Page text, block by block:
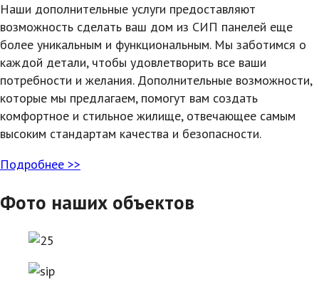
Наши дополнительные услуги предоставляют
возможность сделать ваш дом из СИП панелей еще
более уникальным и функциональным. Мы заботимся о
каждой детали, чтобы удовлетворить все ваши
потребности и желания. Дополнительные возможности,
которые мы предлагаем, помогут вам создать
комфортное и стильное жилище, отвечающее самым
высоким стандартам качества и безопасности.
Подробнее >>
Фото наших объектов